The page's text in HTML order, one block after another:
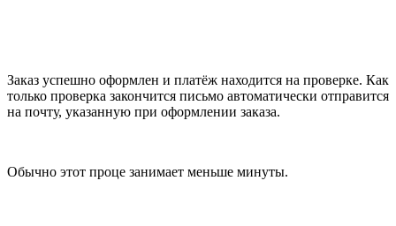
Заказ успешно оформлен и платёж находится на проверке. Как
только проверка закончится письмо автоматически отправится
на почту, указанную при оформлении заказа.
Обычно этот проце занимает меньше минуты.